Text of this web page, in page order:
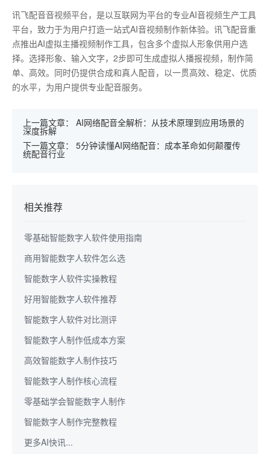
讯飞配音音视频平台，是以互联网为平台的专业AI音视频生产工具
平台，致力于为用户打造一站式AI音视频制作新体验。讯飞配音重
点推出AI虚拟主播视频制作工具，包含多个虚拟人形象供用户选
择。选择形象、输入文字，2步即可生成虚拟人播报视频，制作简
单、高效。同时仍提供合成和真人配音，以一贯高效、稳定、优质
的水平，为用户提供专业配音服务。
上一篇文章： AI网络配音全解析：从技术原理到应用场景的
深度拆解
下一篇文章： 5分钟读懂AI网络配音：成本革命如何颠覆传
统配音行业
相关推荐
零基础智能数字人软件使用指南
商用智能数字人软件怎么选
智能数字人软件实操教程
好用智能数字人软件推荐
智能数字人软件对比测评
智能数字人制作低成本方案
高效智能数字人制作技巧
智能数字人制作核心流程
零基础学会智能数字人制作
智能数字人制作完整教程
更多AI快讯...